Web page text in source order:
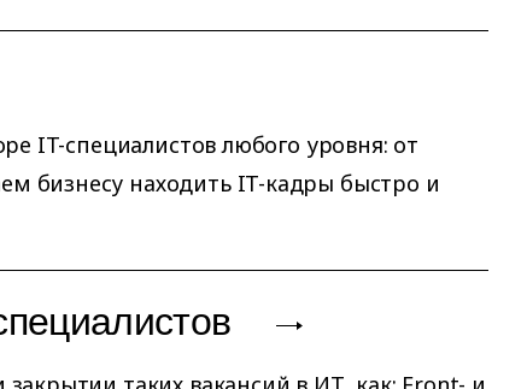
IT-специалистов любого уровня: от
бизнесу находить IT-кадры быстро и